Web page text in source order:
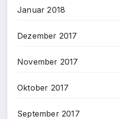
Januar 2018
Dezember 2017
November 2017
Oktober 2017
September 2017